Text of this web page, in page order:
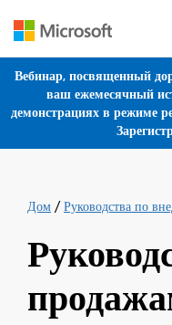
Перейти к
Вебинар, посвященный
ваш ежемесячный
демонстрациях в режиме
Дом /Руководства по